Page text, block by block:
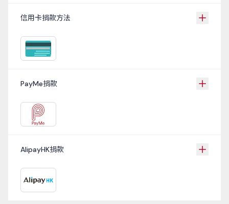
信用卡捐款方法
PayMe捐款
AlipayHK捐款